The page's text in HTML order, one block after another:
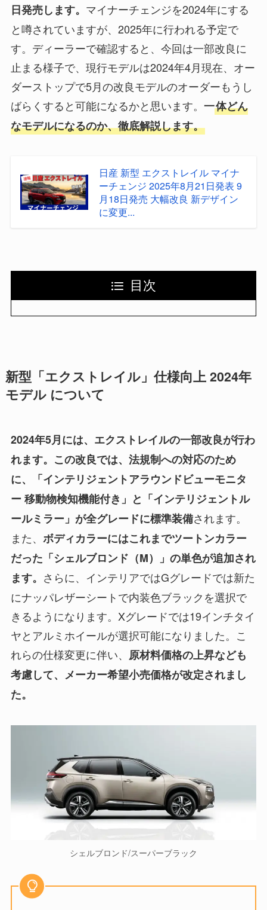
日発売します。 マイナーチェンジを2024年にする
と噂されていますが、2025年に行われる予定で
す。ディーラーで確認すると、今回は一部改良に
止まる様子で、現行モデルは2024年4月現在、オー
ダーストップで5月の改良モデルのオーダーもうし
ばらくすると可能になるかと思います。 一体どん
なモデルになるのか、徹底解説します。
日産 新型 エクストレイル マイナ
ーチェンジ 2025年8月21日発表 9
月18日発売 大幅改良 新デザイン
に変更...
目次
新型「エクストレイル」仕様向上 2024年
モデル について
2024年5月には、エクストレイルの一部改良が行わ
れます。この改良では、法規制への対応のため
に、「インテリジェントアラウンドビューモニタ
ー 移動物検知機能付き」と「インテリジェントル
ールミラー」が全グレードに標準装備されます。
また、 ボディカラーにはこれまでツートンカラー
だった「シェルブロンド（M）」の単色が追加され
ます。 さらに、インテリアではGグレードでは新た
にナッパレザーシートで内装色ブラックを選択で
きるようになります。Xグレードでは19インチタイ
ヤとアルミホイールが選択可能になりました。こ
れらの仕様変更に伴い、 原材料価格の上昇なども
考慮して、メーカー希望小売価格が改定されまし
た。
シェルブロンド/スーパーブラック